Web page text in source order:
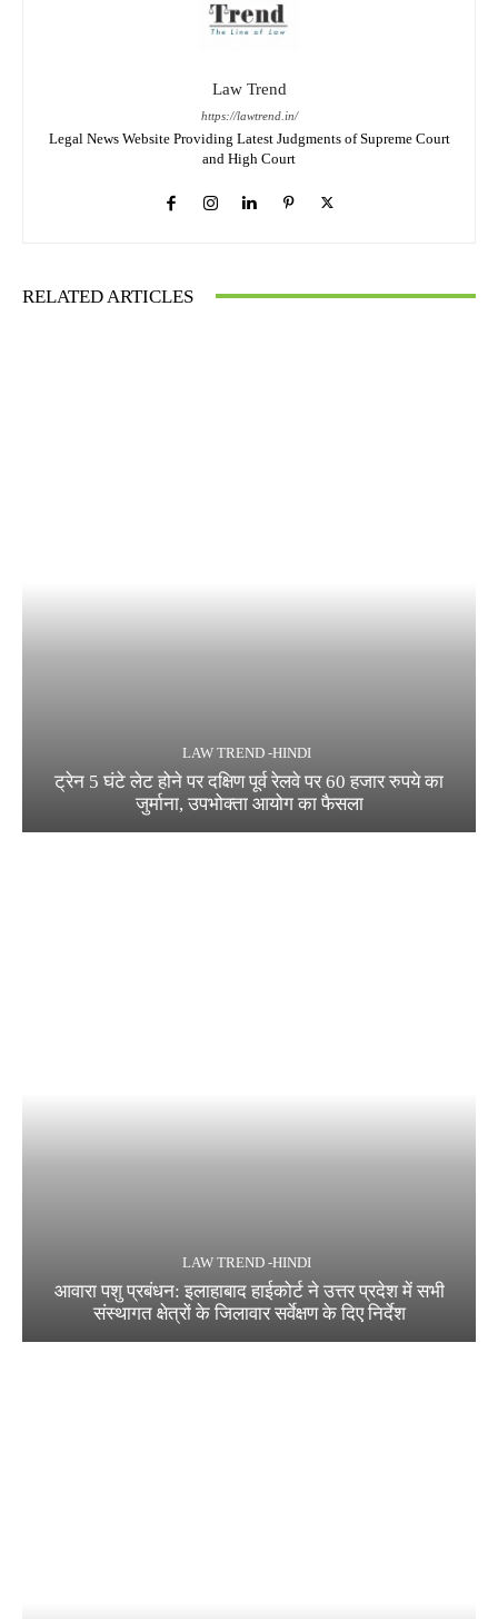
Law Trend
https://lawtrend.in/
Legal News Website Providing Latest Judgments of Supreme Court
and High Court
RELATED ARTICLES
LAW TREND -HINDI
ट्रेन 5 घंटे लेट होने पर दक्षिण पूर्व रेलवे पर 60 हजार रुपये का
जुर्माना, उपभोक्ता आयोग का फैसला
LAW TREND -HINDI
आवारा पशु प्रबंधन: इलाहाबाद हाईकोर्ट ने उत्तर प्रदेश में सभी
संस्थागत क्षेत्रों के जिलावार सर्वेक्षण के दिए निर्देश